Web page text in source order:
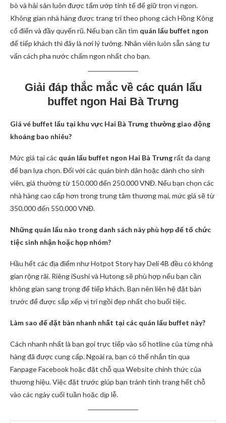
bò và hải sản luôn được tẩm ướp tinh tế để giữ trọn vị ngon.
Không gian nhà hàng được trang trí theo phong cách Hồng Kông
cổ điển và đầy quyến rũ. Nếu bạn cần tìm quán lẩu buffet ngon
để tiếp khách thì đây là nơi lý tưởng. Nhân viên luôn sẵn sàng tư
vấn cách pha nước chấm ngon nhất cho bạn.
Giải đáp thắc mắc về các quán lẩu
buffet ngon Hai Bà Trưng
Giá vé buffet lẩu tại khu vực Hai Bà Trưng thường giao động
khoảng bao nhiêu?
Mức giá tại các quán lẩu buffet ngon Hai Bà Trưngrất đa dạng
để bạn lựa chọn. Đối với các quán bình dân hoặc dành cho sinh
viên, giá thường từ 150.000 đến 250.000 VNĐ. Nếu bạn chọn các
nhà hàng cao cấp hơn trong trung tâm thương mại, mức giá sẽ từ
350.000 đến 550.000 VNĐ.
Những quán lẩu nào trong danh sách này phù hợp để tổ chức
tiệc sinh nhận hoặc họp nhóm?
Hầu hết các địa điểm như Hotpot Story hay Deli 4B đều có không
gian rộng rãi. Riêng iSushi và Hutong sẽ phù hợp nếu bạn cần
không gian sang trọng để tiếp khách. Bạn nên liên hệ đặt bàn
trước để được sắp xếp vị trí ngồi đẹp nhất cho buổi tiệc.
Làm sao để đặt bàn nhanh nhất tại các quán lẩu buffet này?
Cách nhanh nhất là bạn gọi trực tiếp vào số hotline của từng nhà
hàng đã được cung cấp. Ngoài ra, bạn có thể nhắn tin qua
Fanpage Facebook hoặc đặt chỗ qua Website chính thức của
thương hiệu. Việc đặt trước giúp bạn tránh tình trạng hết chỗ
vào các ngày cuối tuần hoặc dịp lễ.